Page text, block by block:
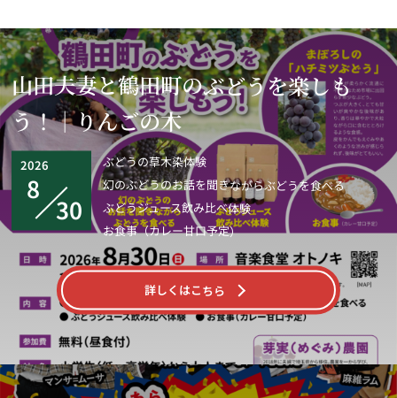
お使いのWebブラウザの設定により、cookieを無効にするこ
とも可能です。
【免責事項】
当店Webサイトに掲載されている情報の正確性には万全を期
していますが、利用者が当店Webサイトの情報を用いて行う
一切の行為に関して、一切の責任を負わないものとします。
当店は、利用者が当店Webサイトを利用したことにより生じ
た利用者の損害及び利用者が第三者に与えた損害に関して、
一切の責任を負わないものとします。
【著作権・肖像権】
当ブログで掲載している文章や画像などにつきましては、無
断転載することを禁止します。
【リンクについて】
当ブログは基本的にリンクフリーです。リンクを行う場合の許
可や連絡は不要です。
山田夫妻と鶴田町のぶどうを楽しも
う！｜りんごの木
2026
8
30
ぶどうの草木染体験
幻のぶどうのお話を聞きながらぶどうを食べる
ぶどうジュース飲み比べ体験
お食事（カレー甘口予定）
詳しくはこちら